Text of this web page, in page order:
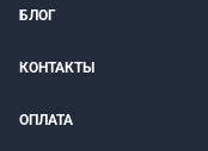
БЛОГ
КОНТАКТЫ
ОПЛАТА